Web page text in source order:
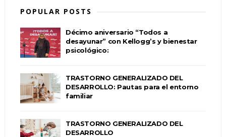
POPULAR POSTS
Décimo aniversario “Todos a
desayunar” con Kellogg’s y bienestar
psicológico:
TRASTORNO GENERALIZADO DEL
DESARROLLO: Pautas para el entorno
familiar
TRASTORNO GENERALIZADO DEL
DESARROLLO